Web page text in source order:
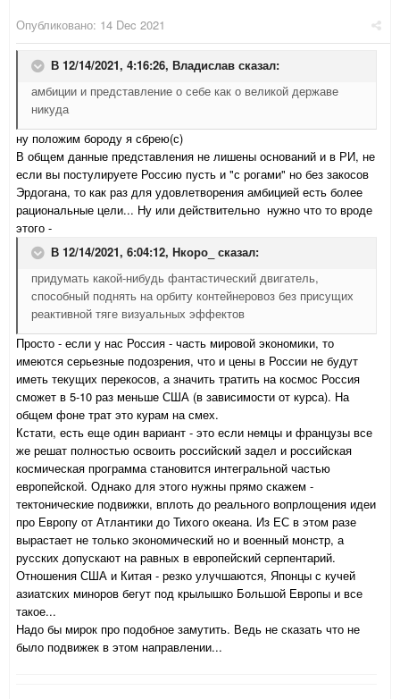
Опубликовано: 14 Dec 2021
В 12/14/2021, 4:16:26, Владислав сказал:
амбиции и представление о себе как о великой державе
никуда
ну положим бороду я сбрею(с)
В общем данные представления не лишены оснований и в РИ, не
если вы постулируете Россию пусть и "с рогами" но без закосов
Эрдогана, то как раз для удовлетворения амбицией есть более
рациональные цели... Ну или действительно нужно что то вроде
этого -
В 12/14/2021, 6:04:12, Нкоро_ сказал:
придумать какой-нибудь фантастический двигатель,
способный поднять на орбиту контейнеровоз без присущих
реактивной тяге визуальных эффектов
Просто - если у нас Россия - часть мировой экономики, то
имеются серьезные подозрения, что и цены в России не будут
иметь текущих перекосов, а значить тратить на космос Россия
сможет в 5-10 раз меньше США (в зависимости от курса). На
общем фоне трат это курам на смех.
Кстати, есть еще один вариант - это если немцы и французы все
же решат полностью освоить российский задел и российская
космическая программа становится интегральной частью
европейской. Однако для этого нужны прямо скажем -
тектонические подвижки, вплоть до реального вопрлощения идеи
про Европу от Атлантики до Тихого океана. Из ЕС в этом разе
вырастает не только экономический но и военный монстр, а
русских допускают на равных в европейский серпентарий.
Отношения США и Китая - резко улучшаются, Японцы с кучей
азиатских миноров бегут под крылышко Большой Европы и все
такое...
Надо бы мирок про подобное замутить. Ведь не сказать что не
было подвижек в этом направлении...